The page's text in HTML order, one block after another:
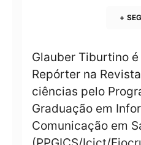
+
Glauber Tiburtino
Repórter na
ciências pelo
Graduação em
Comunicação em